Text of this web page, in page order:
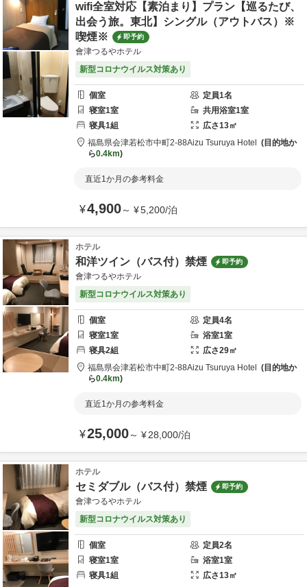
wifi全室対応【素泊まり】プラン【巡るたび、
出会う旅。東北】シングル（アウトバス）※
喫煙※
即予約
會津つるやホテル
新型コロナウイルス対策あり
個室 定員1名
寝室1室 共用浴室1室
寝具1組 広さ13㎡
福島県会津若松市中町2-88Aizu Tsuruya Hotel
目的地か
ら0.4km
直近1か月の参考料金
¥4,900～ ¥5,200/泊
ホテル
和洋ツイン（バス付）禁煙 即予約
會津つるやホテル
新型コロナウイルス対策あり
個室 定員4名
寝室1室 浴室1室
寝具2組 広さ29㎡
福島県会津若松市中町2-88Aizu Tsuruya Hotel
目的地か
ら0.4km
直近1か月の参考料金
¥25,000～ ¥28,000/泊
ホテル
セミダブル（バス付）禁煙 即予約
會津つるやホテル
新型コロナウイルス対策あり
個室 定員2名
寝室1室 浴室1室
寝具1組 広さ13㎡